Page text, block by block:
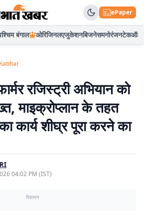
ePaper
बंगाल ओरिजिनलएजुकेशनबिजनेसमनोरंजनटेकऑटो
Katihar
रजिस्ट्री अभियान को
माइक्रोप्लान के तहत
कार्य शीघ्र पूरा करने का
04:02 PM (IST)
विज्ञापन